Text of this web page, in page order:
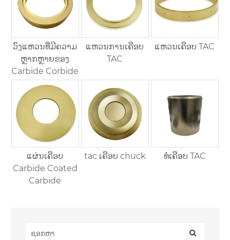
ວົງແຫວນທີ່ມີຄວາມ
ຫຼາກຫຼາຍຂອງ
Carbide Corbide
ແຫວນການເຄືອບ
TAC
ແຫວນເຄືອບ TAC
ແຜ່ນເຄືອບ
Carbide Coated
Carbide
tac ເຄືອບ chuck ທໍ່ເຄືອບ TAC